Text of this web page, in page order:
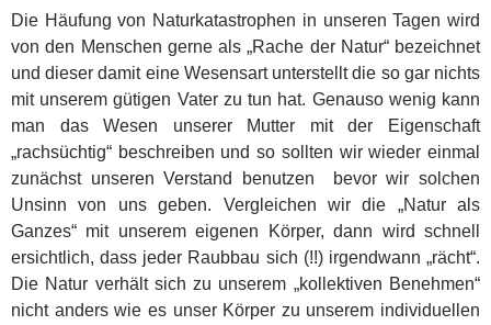
Die Häufung von Naturkatastrophen in unseren Tagen wird
von den Menschen gerne als „Rache der Natur“ bezeichnet
und dieser damit eine Wesensart unterstellt die so gar nichts
mit unserem gütigen Vater zu tun hat. Genauso wenig kann
man das Wesen unserer Mutter mit der Eigenschaft
„rachsüchtig“ beschreiben und so sollten wir wieder einmal
zunächst unseren Verstand benutzen bevor wir solchen
Unsinn von uns geben. Vergleichen wir die „Natur als
Ganzes“ mit unserem eigenen Körper, dann wird schnell
ersichtlich, dass jeder Raubbau sich (!!) irgendwann „rächt“.
Die Natur verhält sich zu unserem „kollektiven Benehmen“
nicht anders wie es unser Körper zu unserem individuellen